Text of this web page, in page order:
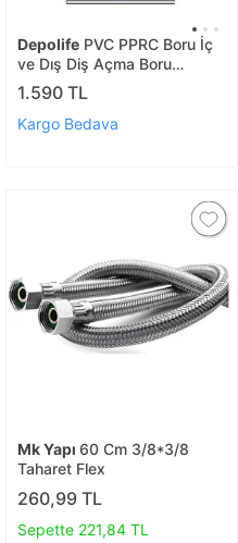
Depolife PVC PPRC Boru İç
ve Dış Diş Açma Boru
Anahtarı Yiv Ters Paso Açma
Anahtarı Rayba Pafta Çeneli
Ford Pense Fort Pense
1.590 TL
Kargo Bedava
Mk Yapı 60 Cm 3/8*3/8
Taharet Flex
260,99 TL
Sepette 221,84 TL